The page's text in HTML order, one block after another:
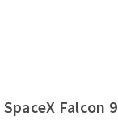
SpaceX Falcon 9